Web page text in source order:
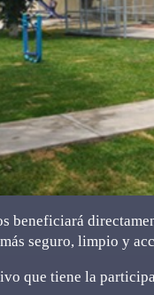
seguro, limpio y
que tiene la